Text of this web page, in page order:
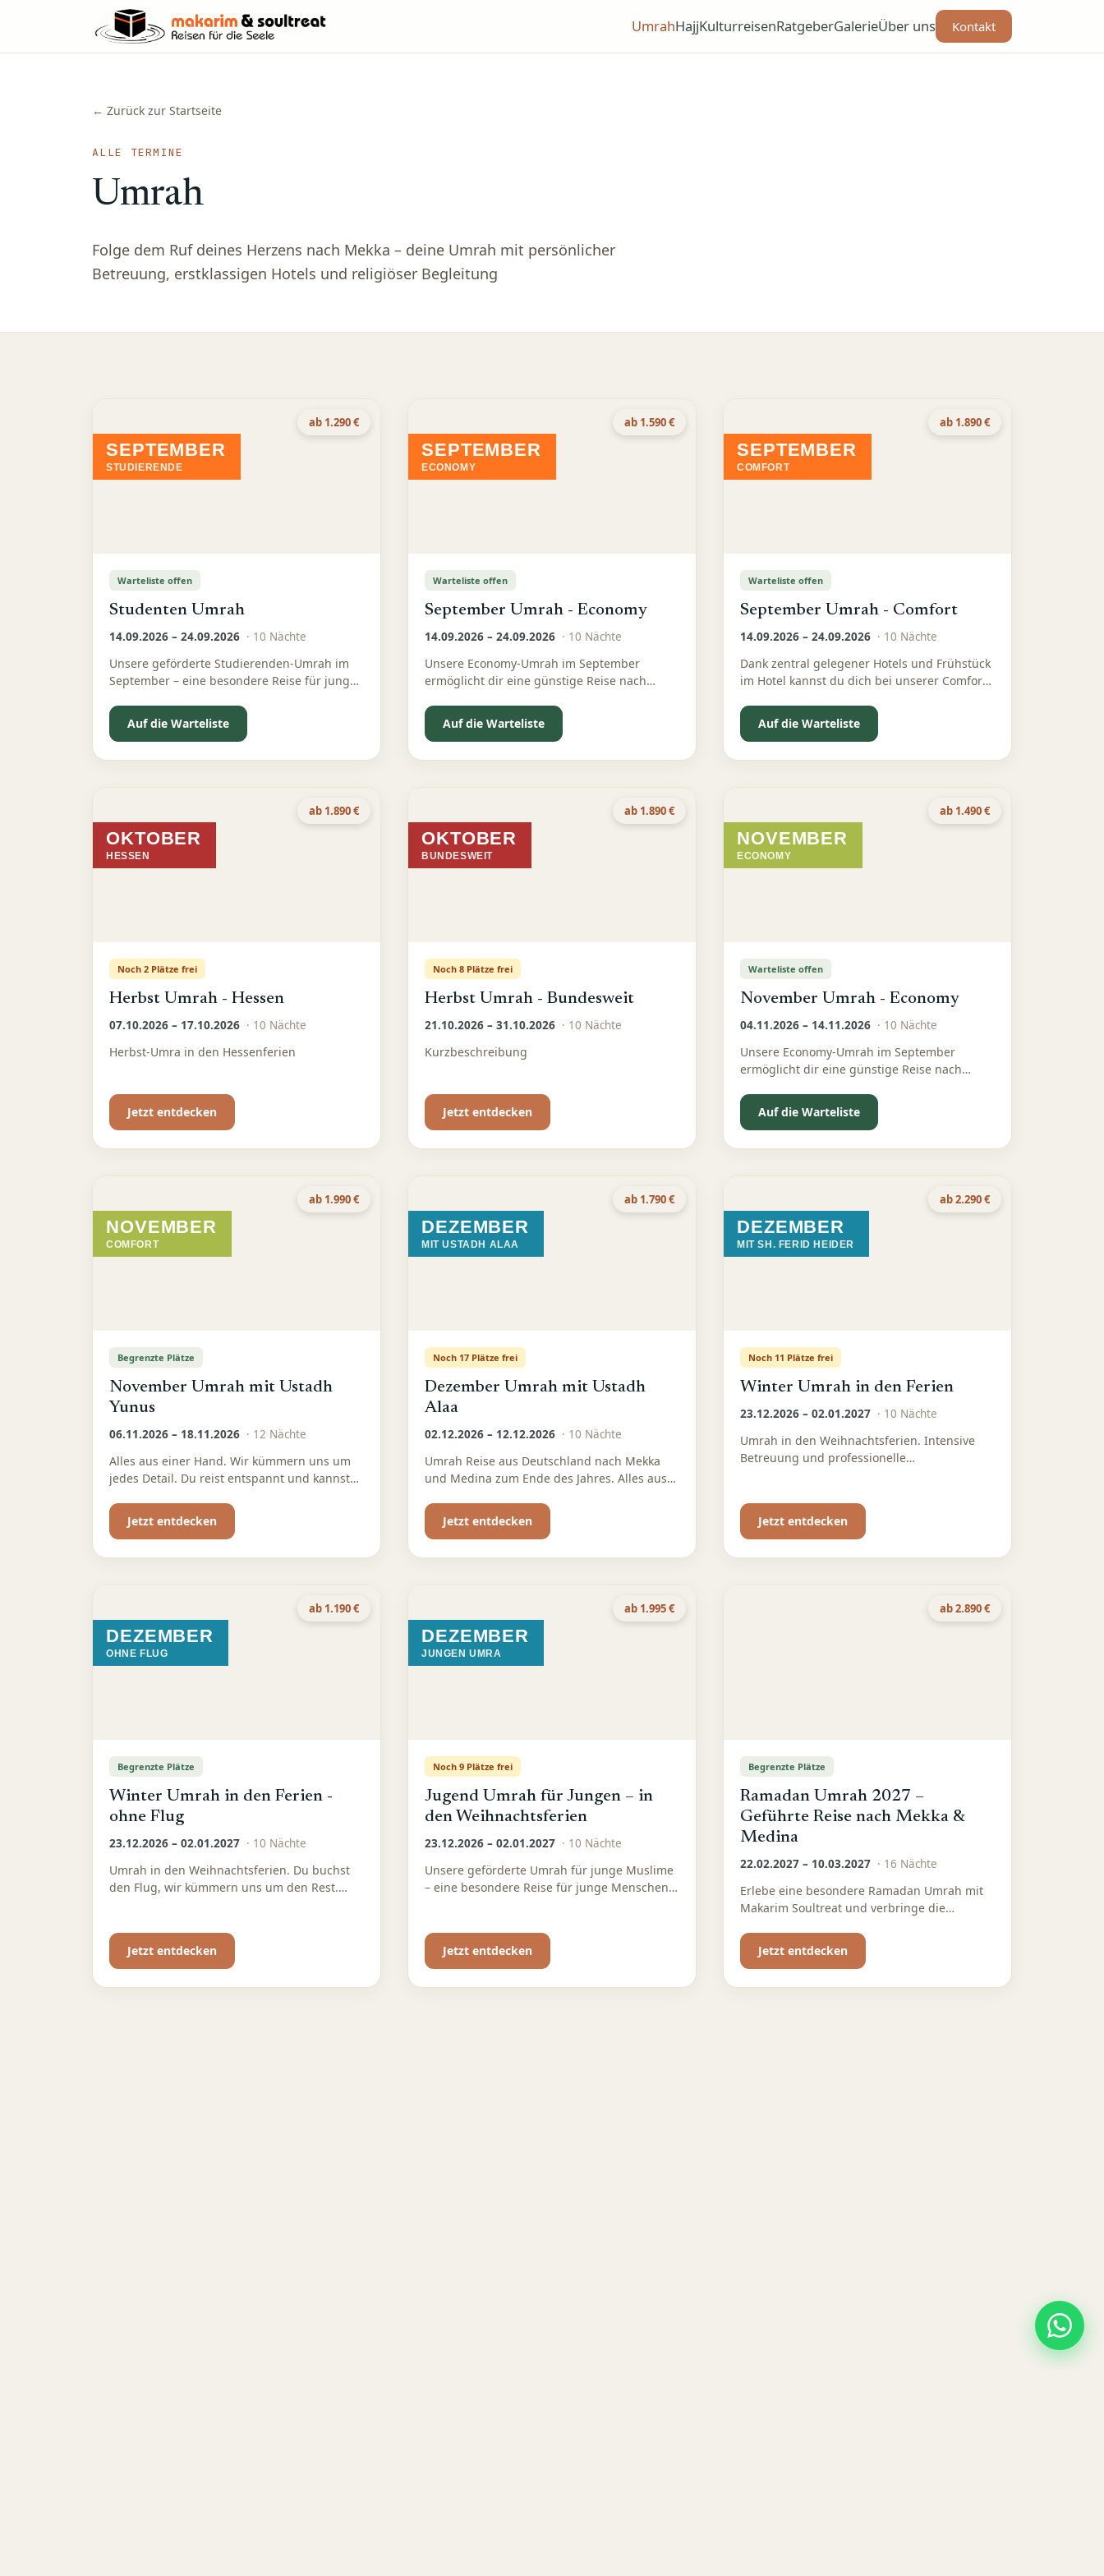
UmrahHajjKulturreisenRatgeberGalerieÜber uns Kontakt
← Zurück zur Startseite
ALLE TERMINE
Umrah
Folge dem Ruf deines Herzens nach Mekka – deine Umrah mit persönlicher
Betreuung, erstklassigen Hotels und religiöser Begleitung
SEPTEMBER
STUDIERENDE
ab 1.290 €
Warteliste offen
Studenten Umrah
14.09.2026 – 24.09.2026 · 10 Nächte
Unsere geförderte Studierenden-Umrah im
September – eine besondere Reise für junge
und Wissen verbinden möchten
Auf die Warteliste
SEPTEMBER
ECONOMY
ab 1.590 €
Warteliste offen
September Umrah - Economy
14.09.2026 – 24.09.2026 · 10 Nächte
Unsere Economy-Umrah im September
ermöglicht dir eine günstige Reise nach
bewusst preislich reduziert
Auf die Warteliste
SEPTEMBER
COMFORT
ab 1.890 €
Warteliste offen
September Umrah - Comfort
14.09.2026 – 24.09.2026 · 10 Nächte
Dank zentral gelegener Hotels und Frühstück
im Hotel kannst du dich bei unserer Comfort
konzentrieren
Auf die Warteliste
OKTOBER
HESSEN
ab 1.890 €
Noch 2 Plätze frei
Herbst Umrah - Hessen
07.10.2026 – 17.10.2026 · 10 Nächte
Herbst-Umra in den Hessenferien
Jetzt entdecken
OKTOBER
BUNDESWEIT
ab 1.890 €
Noch 8 Plätze frei
Herbst Umrah - Bundesweit
21.10.2026 – 31.10.2026 · 10 Nächte
Kurzbeschreibung
Jetzt entdecken
NOVEMBER
ECONOMY
ab 1.490 €
Warteliste offen
November Umrah - Economy
04.11.2026 – 14.11.2026 · 10 Nächte
Unsere Economy-Umrah im September
ermöglicht dir eine günstige Reise nach
bewusst preislich reduziert
Auf die Warteliste
NOVEMBER
COMFORT
ab 1.990 €
Begrenzte Plätze
November Umrah mit Ustadh
Yunus
06.11.2026 – 18.11.2026 · 12 Nächte
Alles aus einer Hand. Wir kümmern uns um
jedes Detail. Du reist entspannt und kannst
Jetzt entdecken
DEZEMBER
MIT USTADH ALAA
ab 1.790 €
Noch 17 Plätze frei
Dezember Umrah mit Ustadh
Alaa
02.12.2026 – 12.12.2026 · 10 Nächte
Umrah Reise aus Deutschland nach Mekka
und Medina zum Ende des Jahres. Alles aus
jedes Detail.
Jetzt entdecken
DEZEMBER
MIT SH. FERID HEIDER
ab 2.290 €
Noch 11 Plätze frei
Winter Umrah in den Ferien
23.12.2026 – 02.01.2027 · 10 Nächte
Umrah in den Weihnachtsferien. Intensive
Betreuung und professionelle
Jetzt entdecken
DEZEMBER
OHNE FLUG
ab 1.190 €
Begrenzte Plätze
Winter Umrah in den Ferien -
ohne Flug
23.12.2026 – 02.01.2027 · 10 Nächte
Umrah in den Weihnachtsferien. Du buchst
den Flug, wir kümmern uns um den Rest.
Familien-Umrah
Jetzt entdecken
DEZEMBER
JUNGEN UMRA
ab 1.995 €
Noch 9 Plätze frei
Jugend Umrah für Jungen – in
den Weihnachtsferien
23.12.2026 – 02.01.2027 · 10 Nächte
Unsere geförderte Umrah für junge Muslime
– eine besondere Reise für junge Menschen,
Jetzt entdecken
ab 2.890 €
Begrenzte Plätze
Ramadan Umrah 2027 –
Geführte Reise nach Mekka &
Medina
22.02.2027 – 10.03.2027 · 16 Nächte
Erlebe eine besondere Ramadan Umrah mit
Makarim Soultreat und verbringe die
und Medina. Freue dich auf eine organisierte
Umra-Reise mit deutschsprachiger
Jetzt entdecken